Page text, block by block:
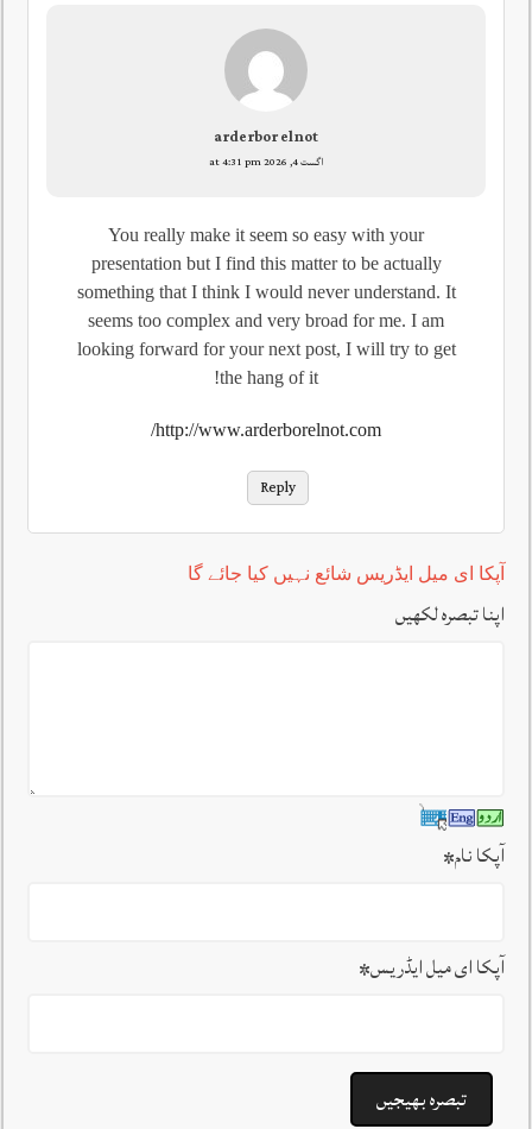
arderbor elnot
اگست 4, 2026 at 4:31 pm
You really make it seem so easy with your
presentation but I find this matter to be actually
something that I think I would never understand. It
seems too complex and very broad for me. I am
looking forward for your next post, I will try to get
the hang of it!
http://www.arderborelnot.com/
Reply
آپکا ای میل ایڈریس شائع نہیں کیا جائے گا
اپنا تبصرہ لکھیں
آپکا نام*
آپکا ای میل ایڈریس*